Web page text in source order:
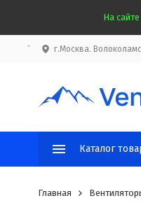
На
` г.Москва.
Каталог
Главная